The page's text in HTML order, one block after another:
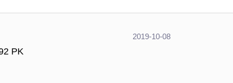
2019-10-08
PK